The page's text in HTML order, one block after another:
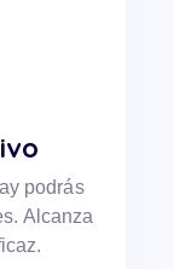
podrás
Alcanza